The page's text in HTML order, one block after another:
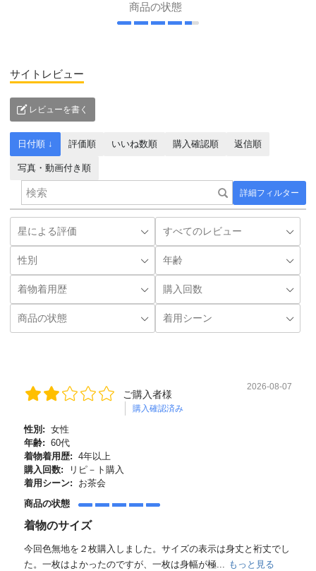
商品の状態
サイトレビュー
レビューを書く
詳細フィルター
日付順 ↓ 評価順 いいね数順 購入確認順 返信順
写真・動画付き順
ご購入者様
購入確認済み
2026-08-07
性別: 女性
年齢: 60代
着物着用歴: 4年以上
購入回数:
リピ－ト購入
着用シーン:
お茶会
商品の状態
着物のサイズ
今回色無地を２枚購入しました。サイズの表示は身丈と裄丈でし
た。一枚はよかったのですが、一枚は身幅が極... もっと見る